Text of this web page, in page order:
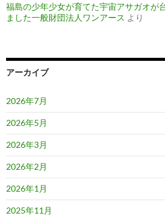
福島の少年少女が育てた宇宙アサガオが
ました一般財団法人ワンアース より
アーカイブ
2026年7月
2026年5月
2026年3月
2026年2月
2026年1月
2025年11月